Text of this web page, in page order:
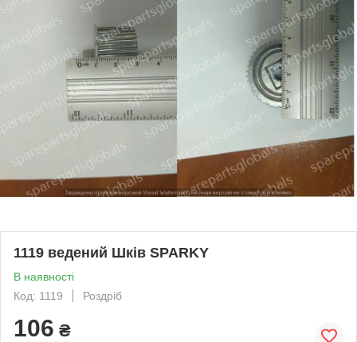
1119 ведений Шків SPARKY
В наявності
Код: 1119
Роздріб
106 ₴